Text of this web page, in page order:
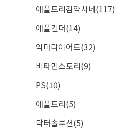
애플트리김약사네(117)
애플킨더(14)
악마다이어트(32)
비타민스토리(9)
PS(10)
애플트리(5)
닥터솔루션(5)